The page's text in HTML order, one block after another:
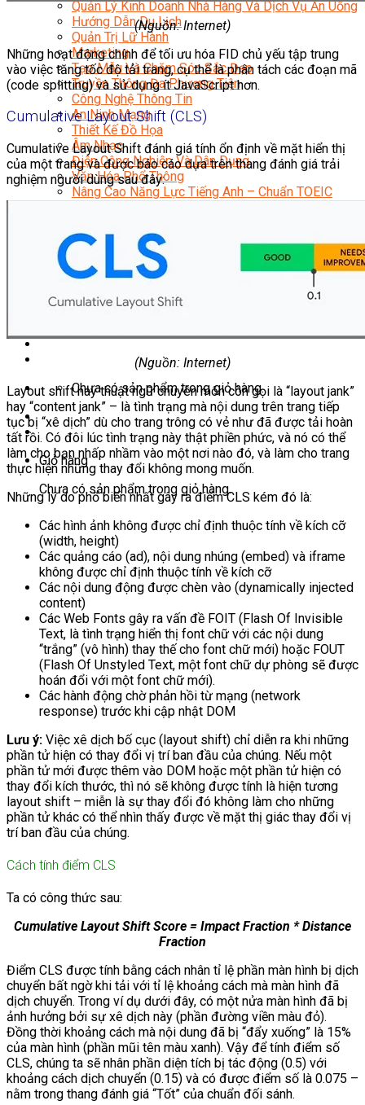
Quản Lý Kinh Doanh Nhà Hàng Và Dịch Vụ Ăn Uống
Hướng Dẫn Du Lịch
Quản Trị Lữ Hành
Marketing
Tạo Mẫu Và Chăm Sóc Sắc Đẹp
Truyền Thông Đa Phương Tiện
Công Nghệ Thông Tin
An Ninh Mạng
Thiết Kế Đồ Họa
Âm Nhạc
Điện Công Nghiệp Và Dân Dụng
Văn Hóa Phổ Thông
Nâng Cao Năng Lực Tiếng Anh – Chuẩn TOEIC
Học kỹ năng
Đào Tạo Nghề
Hoạt Động
Văn Hóa Ẩm Thực Việt Nam
Sự Kiện Hướng Nghiệp Á Âu
Chưa có sản phẩm trong giỏ hàng.
Giỏ hàng
Chưa có sản phẩm trong giỏ hàng.
(Nguồn: Internet)
Những hoạt động chính để tối ưu hóa FID chủ yếu tập trung
vào việc tăng tốc độ tải trang, cụ thể là phân tách các đoạn mã
(code splitting) và sử dụng ít JavaScript hơn.
Cumulative Layout Shift (CLS)
Cumulative Layout Shift đánh giá tính ổn định về mặt hiển thị
của một trang và được báo cáo dựa trên thang đánh giá trải
nghiệm người dùng sau đây:
(Nguồn: Internet)
Layout shift hay thuật ngữ chuyên môn còn gọi là “layout jank”
hay “content jank” – là tình trạng mà nội dung trên trang tiếp
tục bị “xê dịch” dù cho trang trông có vẻ như đã được tải hoàn
tất rồi. Có đôi lúc tình trạng này thật phiền phức, và nó có thể
làm cho bạn nhấp nhầm vào một nơi nào đó, và làm cho trang
thực hiện những thay đổi không mong muốn.
Những lý do phổ biến nhất gây ra điểm CLS kém đó là:
Các hình ảnh không được chỉ định thuộc tính về kích cỡ
(width, height)
Các quảng cáo (ad), nội dung nhúng (embed) và iframe
không được chỉ định thuộc tính về kích cỡ
Các nội dung động được chèn vào (dynamically injected
content)
Các Web Fonts gây ra vấn đề FOIT (Flash Of Invisible
Text, là tình trạng hiển thị font chữ với các nội dung
“trắng” (vô hình) thay thế cho font chữ mới) hoặc FOUT
(Flash Of Unstyled Text, một font chữ dự phòng sẽ được
hoán đổi với một font chữ mới).
Các hành động chờ phản hồi từ mạng (network
response) trước khi cập nhật DOM
Lưu ý: Việc xê dịch bố cục (layout shift) chỉ diễn ra khi những
phần tử hiện có thay đổi vị trí ban đầu của chúng. Nếu một
phần tử mới được thêm vào DOM hoặc một phần tử hiện có
thay đổi kích thước, thì nó sẽ không được tính là hiện tương
layout shift – miễn là sự thay đổi đó không làm cho những
phần tử khác có thể nhìn thấy được về mặt thị giác thay đổi vị
trí ban đầu của chúng.
Cách tính điểm CLS
Ta có công thức sau:
Cumulative Layout Shift Score = Impact Fraction * Distance
Fraction
Điểm CLS được tính bằng cách nhân tỉ lệ phần màn hình bị dịch
chuyển bất ngờ khi tải với tỉ lệ khoảng cách mà màn hình đã
dịch chuyển. Trong ví dụ dưới đây, có một nửa màn hình đã bị
ảnh hưởng bởi sự xê dịch này (phần đường viền màu đỏ).
Đồng thời khoảng cách mà nội dung đã bị “đẩy xuống” là 15%
của màn hình (phần mũi tên màu xanh). Vậy để tính điểm số
CLS, chúng ta sẽ nhân phần diện tích bị tác động (0.5) với
khoảng cách dịch chuyển (0.15) và có được điểm số là 0.075 –
nằm trong thang đánh giá “Tốt” của chuẩn đối sánh.